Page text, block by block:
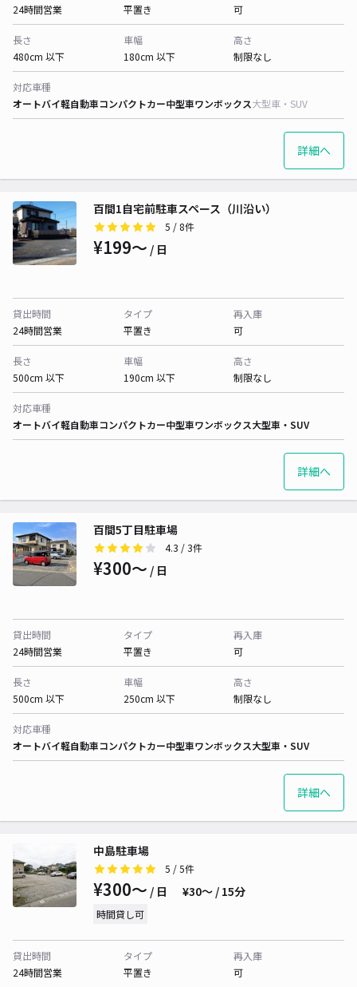
24時間営業
平置き
可
長さ
480cm 以下
車幅
180cm 以下
高さ
制限なし
対応車種
オートバイ軽自動車コンパクトカー中型車ワンボックス大型車・SUV
詳細へ
百間1自宅前駐車スペース（川沿い）
5 / 8件
¥199〜 / 日
貸出時間
24時間営業
タイプ
平置き
再入庫
可
長さ
500cm 以下
車幅
190cm 以下
高さ
制限なし
対応車種
オートバイ軽自動車コンパクトカー中型車ワンボックス大型車・SUV
詳細へ
百間5丁目駐車場
4.3 / 3件
¥300〜 / 日
貸出時間
24時間営業
タイプ
平置き
再入庫
可
長さ
500cm 以下
車幅
250cm 以下
高さ
制限なし
対応車種
オートバイ軽自動車コンパクトカー中型車ワンボックス大型車・SUV
詳細へ
中島駐車場
5 / 5件
¥300〜 / 日 ¥30〜 / 15分
時間貸し可
貸出時間
24時間営業
タイプ
平置き
再入庫
可